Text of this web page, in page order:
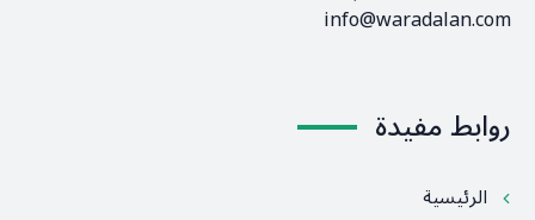
info@waradalan.com
روابط مفيدة
الرئيسية